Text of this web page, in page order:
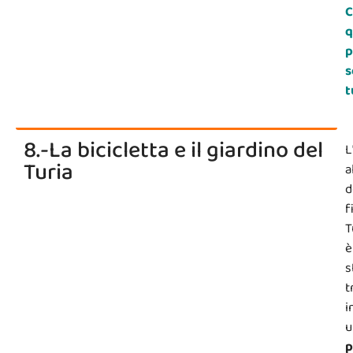
8.-La bicicletta e il giardino del
Turia
è